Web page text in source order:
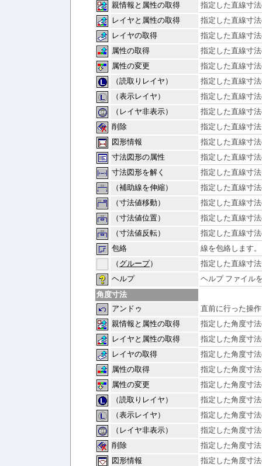
親情報と属性の取得
指定した直線寸
レイヤと属性の取得
指定した直線寸
レイヤの取得
指定した直線寸
属性の取得
指定した直線寸
属性の変更
指定した直線寸
（読取りレイヤ）
指定した直線寸
（表示レイヤ）
指定した直線寸
（レイヤ非表示）
指定した直線寸
削除
指定した直線寸
図形情報
指定した直線寸
寸法図形の属性
指定した直線寸
寸法図形を解く
指定した直線寸
（補助線を伸縮）
指定した直線寸
（寸法値移動）
指定した直線寸
（寸法値位置）
指定した直線寸
（寸法値反転）
指定した直線寸
包絡
線を包絡します。
（ グループ）
指定した直線寸
ヘルプ
ヘルプ ファイル
角度寸法
アンドゥ
直前に行った操
親情報と属性の取得
指定した角度寸
レイヤと属性の取得
指定した角度寸
レイヤの取得
指定した角度寸
属性の取得
指定した角度寸
属性の変更
指定した角度寸
（読取りレイヤ）
指定した角度寸
（表示レイヤ）
指定した角度寸
（レイヤ非表示）
指定した角度寸
削除
指定した角度寸
図形情報
指定した角度寸